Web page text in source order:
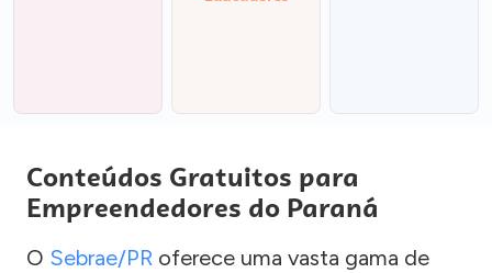
Conteúdos Gratuitos para
Empreendedores do Paraná
O Sebrae/PR oferece uma vasta gama de